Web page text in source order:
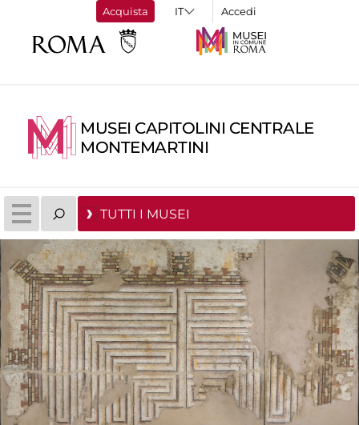
Acquista Accedi
MUSEI CAPITOLINI CENTRALE
MONTEMARTINI
TUTTI I MUSEI